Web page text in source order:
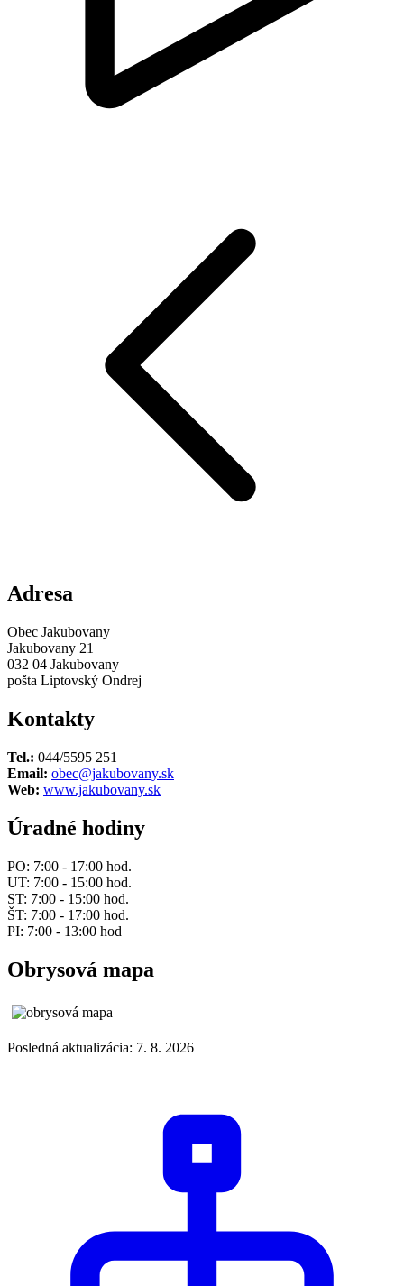
Adresa
Obec Jakubovany
Jakubovany 21
032 04 Jakubovany
pošta Liptovský Ondrej
Kontakty
Tel.: 044/5595 251
Email: obec@jakubovany.sk
Web: www.jakubovany.sk
Úradné hodiny
PO: 7:00 - 17:00 hod.
UT: 7:00 - 15:00 hod.
ST: 7:00 - 15:00 hod.
ŠT: 7:00 - 17:00 hod.
PI: 7:00 - 13:00 hod
Obrysová mapa
Posledná aktualizácia: 7. 8. 2026